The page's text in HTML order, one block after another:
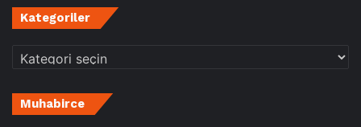
Kategoriler
Kategoriler
Muhabirce